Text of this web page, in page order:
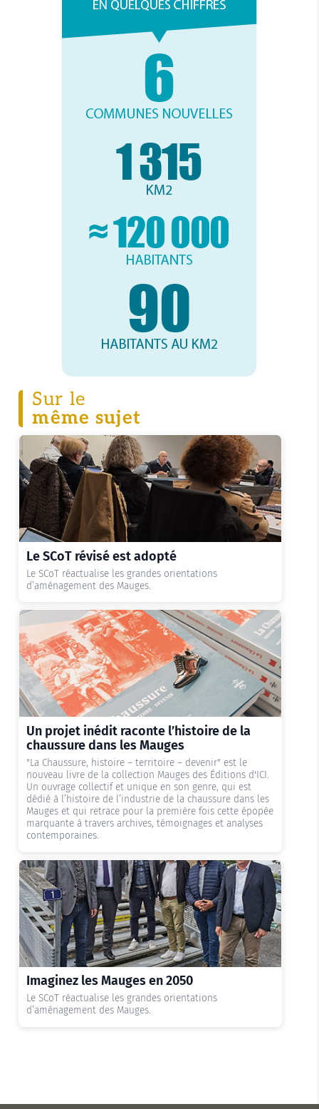
Sur le
même sujet
Le SCoT révisé est adopté
Le SCoT réactualise les grandes orientations
d’aménagement des Mauges.
Lire l'actualité
Un projet inédit raconte l’histoire de la
chaussure dans les Mauges
"La Chaussure, histoire – territoire – devenir" est le
nouveau livre de la collection Mauges des Éditions d'ICI.
Un ouvrage collectif et unique en son genre, qui est
dédié à l’histoire de l’industrie de la chaussure dans les
Mauges et qui retrace pour la première fois cette épopée
marquante à travers archives, témoignages et analyses
contemporaines.
Lire l'actualité
Imaginez les Mauges en 2050
Le SCoT réactualise les grandes orientations
d’aménagement des Mauges.
Lire l'actualité